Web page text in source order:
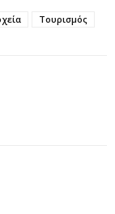
Τουρισμός